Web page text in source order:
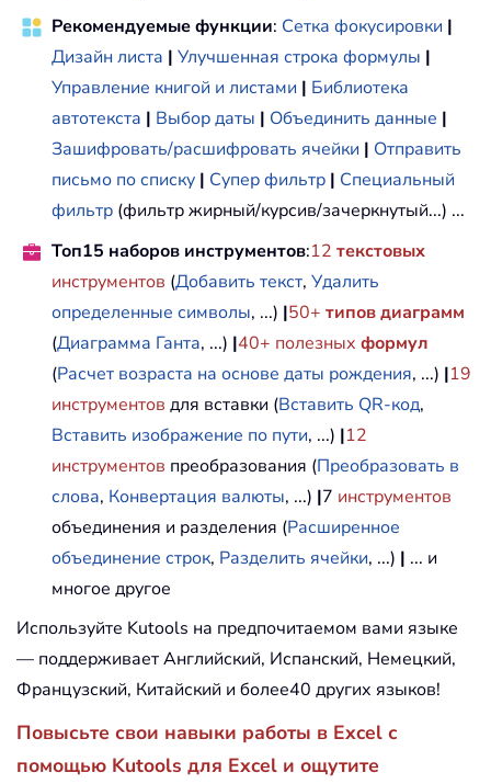
Рекомендуемые функции: Сетка фокусировки |
Дизайн листа | Улучшенная строка формулы |
Управление книгой и листами | Библиотека
автотекста | Выбор даты | Объединить данные |
Зашифровать/расшифровать ячейки | Отправить
письмо по списку | Супер фильтр | Специальный
фильтр (фильтр жирный/курсив/зачеркнутый...) ...
Топ15 наборов инструментов:12 текстовых
инструментов (Добавить текст, Удалить
определенные символы, ...) |50+ типов диаграмм
(Диаграмма Ганта, ...) |40+ полезных формул
(Расчет возраста на основе даты рождения, ...) |19
инструментов для вставки (Вставить QR-код,
Вставить изображение по пути, ...) |12
инструментов преобразования (Преобразовать в
слова, Конвертация валюты, ...) |7 инструментов
объединения и разделения (Расширенное
объединение строк, Разделить ячейки, ...) | ... и
многое другое
Используйте Kutools на предпочитаемом вами языке
— поддерживает Английский, Испанский, Немецкий,
Французский, Китайский и более40 других языков!
Повысьте свои навыки работы в Excel с
помощью Kutools для Excel и ощутите